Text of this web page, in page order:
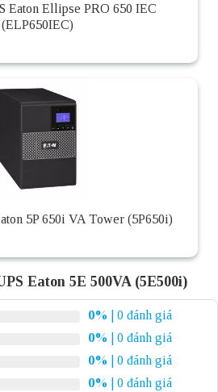
Eaton Ellipse PRO 650 IEC
(ELP650IEC)
5P 650i VA Tower (5P650i)
Eaton 5E 500VA (5E500i)
0%
| 0 đánh giá
0%
| 0 đánh giá
0%
| 0 đánh giá
0%
| 0 đánh giá